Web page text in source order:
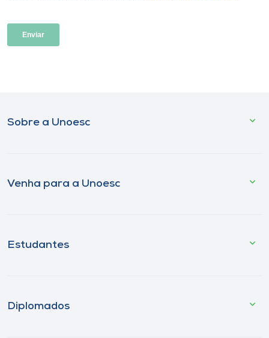
Sobre a Unoesc
Venha para a Unoesc
Estudantes
Diplomados